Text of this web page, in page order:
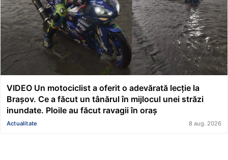
VIDEO Un motociclist a oferit o adevărată lecție la
Brașov. Ce a făcut un tânărul în mijlocul unei străzi
inundate. Ploile au făcut ravagii în oraș
Actualitate 8 aug. 2026